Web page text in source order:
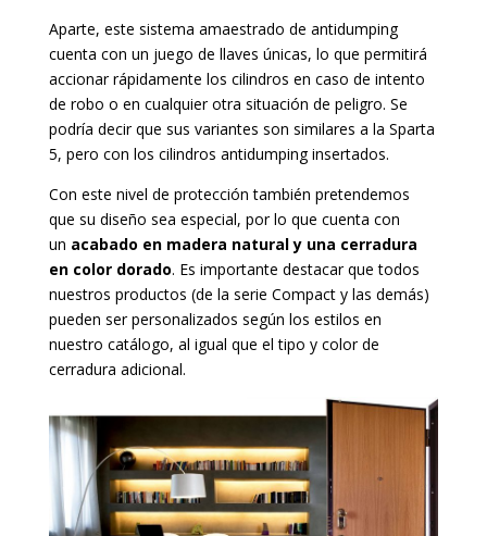
Aparte, este sistema amaestrado de antidumping
cuenta con un juego de llaves únicas, lo que permitirá
accionar rápidamente los cilindros en caso de intento
de robo o en cualquier otra situación de peligro. Se
podría decir que sus variantes son similares a la Sparta
5, pero con los cilindros antidumping insertados.
Con este nivel de protección también pretendemos
que su diseño sea especial, por lo que cuenta con
un acabado en madera natural y una cerradura
en color dorado. Es importante destacar que todos
nuestros productos (de la serie Compact y las demás)
pueden ser personalizados según los estilos en
nuestro catálogo, al igual que el tipo y color de
cerradura adicional.